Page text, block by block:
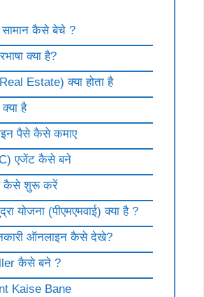
कैसे बेचे ?
क्या है?
Estate) क्या होता है
क्या है
पैसे कैसे कमाए
एजेंट कैसे बने
कैसे शुरू करें
योजना (पीएमएमवाई) क्या है ?
ऑनलाइन कैसे देखे?
कैसे बने ?
Kaise Bane